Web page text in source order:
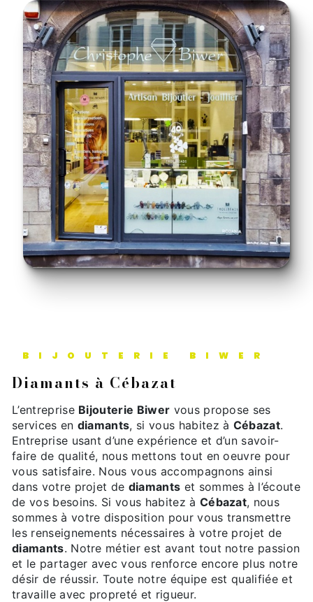
BIJOUTERIE BIWER
diamants à Cébazat
L’entreprise Bijouterie Biwer vous propose ses
services en diamants, si vous habitez à Cébazat.
Entreprise usant d’une expérience et d’un savoir-
faire de qualité, nous mettons tout en oeuvre pour
vous satisfaire. Nous vous accompagnons ainsi
dans votre projet de diamants et sommes à l’écoute
de vos besoins. Si vous habitez à Cébazat, nous
sommes à votre disposition pour vous transmettre
les renseignements nécessaires à votre projet de
diamants. Notre métier est avant tout notre passion
et le partager avec vous renforce encore plus notre
désir de réussir. Toute notre équipe est qualifiée et
travaille avec propreté et rigueur.